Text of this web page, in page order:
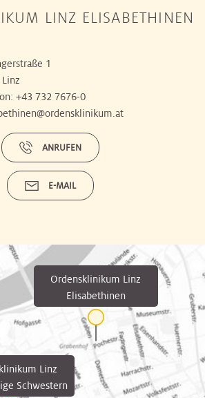
LINZ ELISABETHINEN
1
+43 732 7676-0
ANRUFEN
E-MAIL
Linz
Schwestern
Ordensklinikum Linz
Elisabethinen